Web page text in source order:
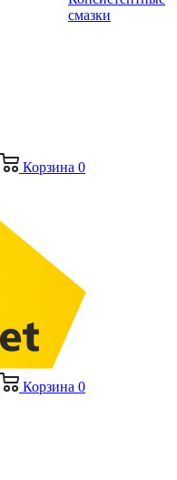
смазки
Корзина 0
Корзина 0